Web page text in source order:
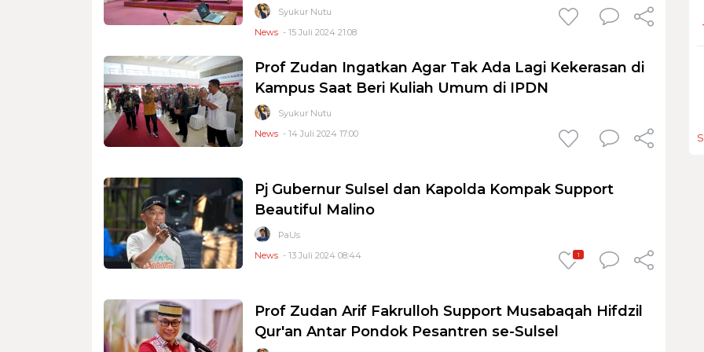
Syukur Nutu
News - 15 Juli 2024 21:08
Prof Zudan Ingatkan Agar Tak Ada Lagi Kekerasan di
Kampus Saat Beri Kuliah Umum di IPDN
Syukur Nutu
News - 14 Juli 2024 17:00
Pj Gubernur Sulsel dan Kapolda Kompak Support
Beautiful Malino
PaUs
News - 13 Juli 2024 08:44 1
Prof Zudan Arif Fakrulloh Support Musabaqah Hifdzil
Qur'an Antar Pondok Pesantren se-Sulsel